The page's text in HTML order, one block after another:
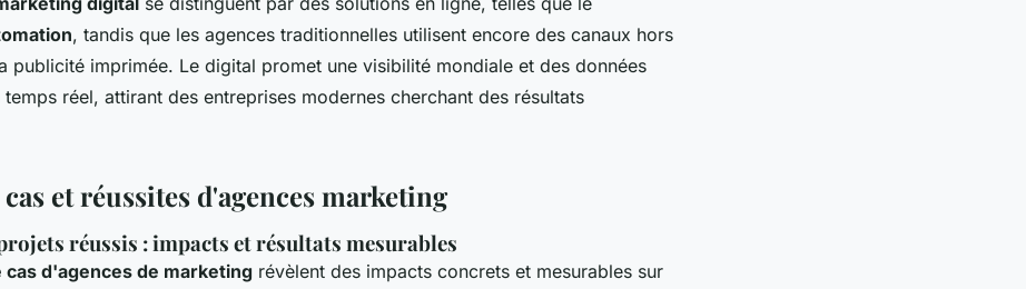
, tandis que les agences traditionnelles utilisent encore des canaux hors
publicité imprimée. Le digital promet une visibilité mondiale et des données
réel, attirant des entreprises modernes cherchant des résultats
et réussites d'agences marketing
réussis : impacts et résultats mesurables
cas d'agences de marketing révèlent des impacts concrets et mesurables sur